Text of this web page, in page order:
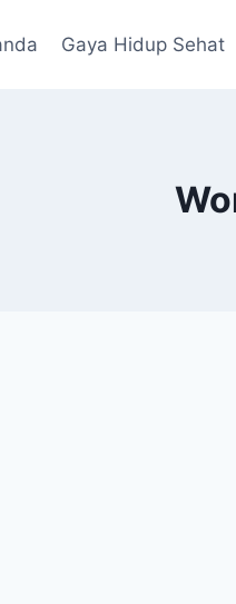
Gaya Hidup Sehat